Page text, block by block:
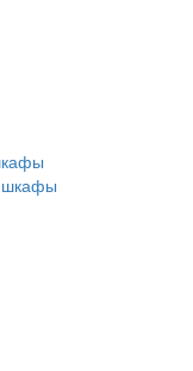
шкафы